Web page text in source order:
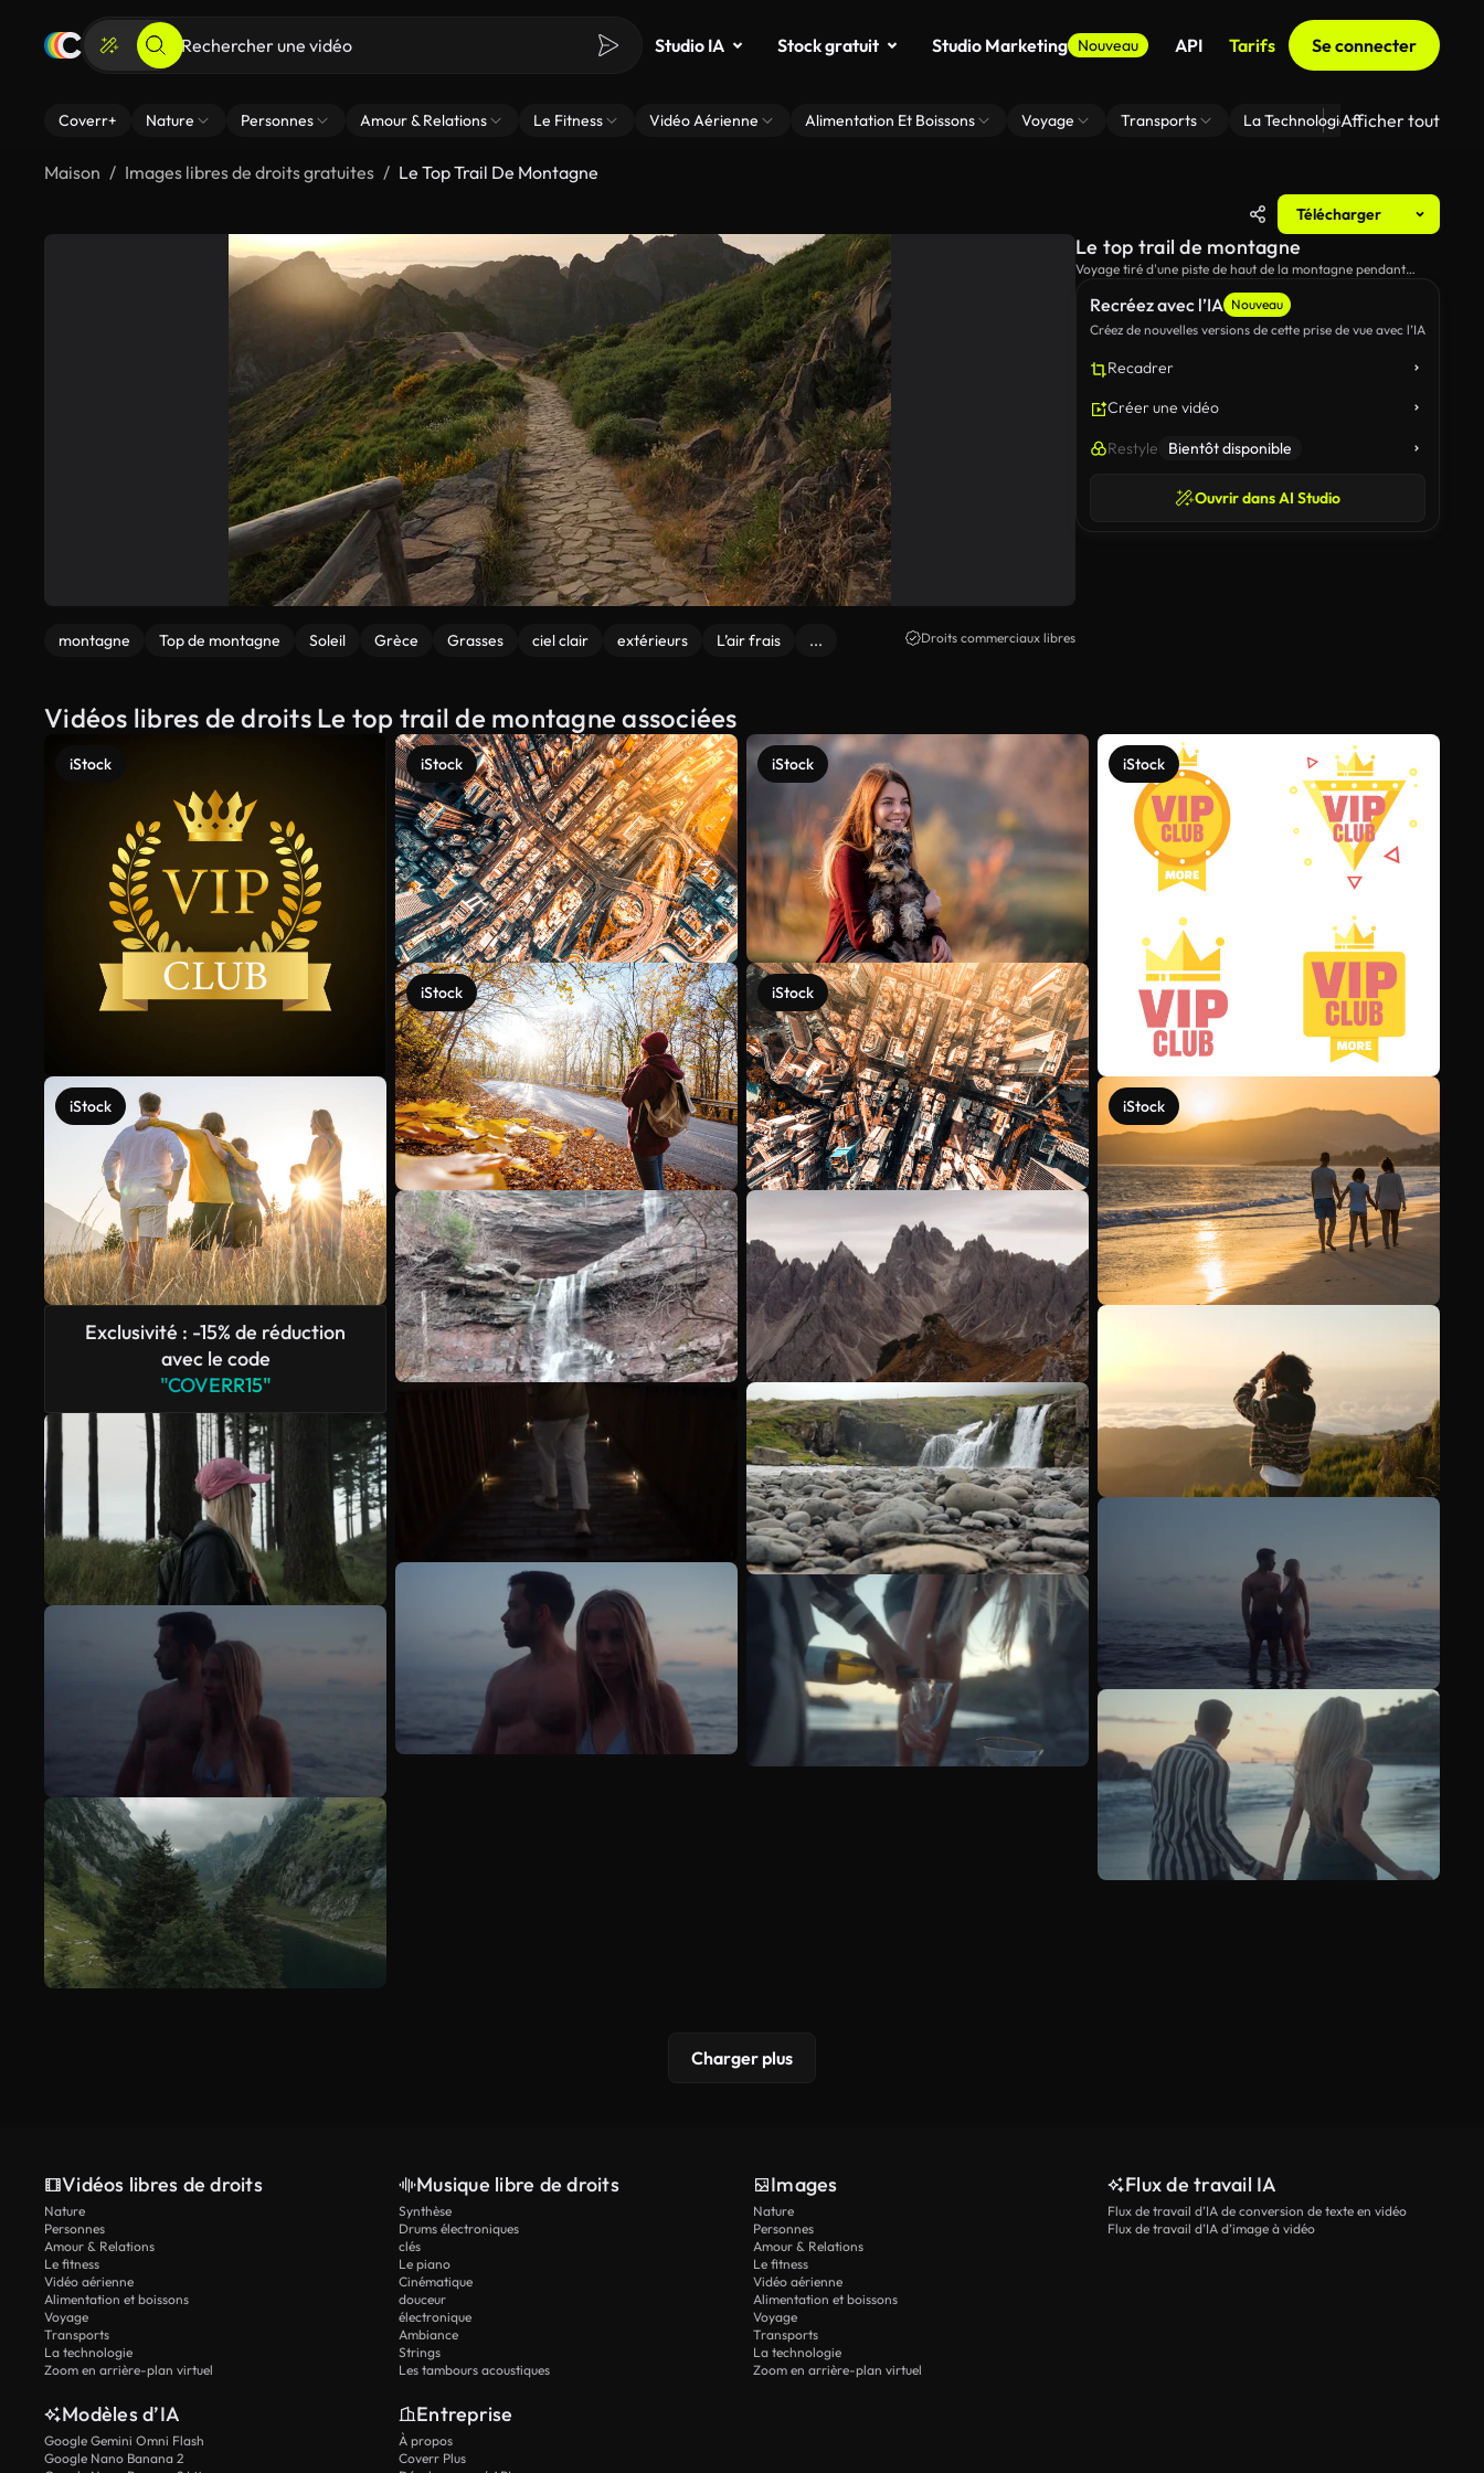
Studio IA Stock gratuit Studio Marketing Nouveau API Tarifs Se connecter
Coverr+ Nature Personnes Amour & Relations Le Fitness Vidéo Aérienne Alimentation Et Boissons Voyage Transports La Technologie Zoom En
Afficher tout
Maison Images libres de droits gratuites Le Top Trail De Montagne
Télécharger
montagne Top de montagne Soleil Grèce Grasses ciel clair extérieurs L’air frais ... Droits commerciaux libres
Recréez avec l’IA Nouveau
Créez de nouvelles versions de cette prise de vue avec l’IA
Recadrer
Créer une vidéo
Restyle Bientôt disponible
Ouvrir dans AI Studio
Le top trail de montagne
Voyage tiré d'une piste de haut de la montagne pendant
Vidéos libres de droits Le top trail de montagne associées
iStock
iStock
Exclusivité : -15% de réduction
avec le code
"COVERR15"
iStock
iStock
iStock
iStock
iStock
iStock
Voir plus
Charger plus
Vidéos libres de droits
Nature
Personnes
Amour & Relations
Le fitness
Vidéo aérienne
Alimentation et boissons
Voyage
Transports
La technologie
Zoom en arrière-plan virtuel
Musique libre de droits
Synthèse
Drums électroniques
clés
Le piano
Cinématique
douceur
électronique
Ambiance
Strings
Les tambours acoustiques
Images
Nature
Personnes
Amour & Relations
Le fitness
Vidéo aérienne
Alimentation et boissons
Voyage
Transports
La technologie
Zoom en arrière-plan virtuel
Flux de travail IA
Flux de travail d’IA de conversion de texte en vidéo
Flux de travail d’IA d’image à vidéo
Modèles d’IA
Google Gemini Omni Flash
Google Nano Banana 2
Entreprise
À propos
Coverr Plus